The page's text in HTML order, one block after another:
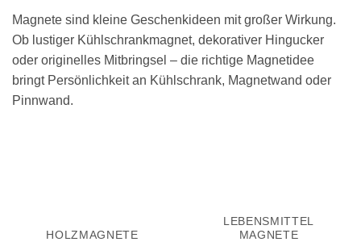
Magnete sind kleine Geschenkideen mit großer Wirkung.
Ob lustiger Kühlschrankmagnet, dekorativer Hingucker
oder originelles Mitbringsel – die richtige Magnetidee
bringt Persönlichkeit an Kühlschrank, Magnetwand oder
Pinnwand.
HOLZMAGNETE
LEBENSMITTEL
MAGNETE